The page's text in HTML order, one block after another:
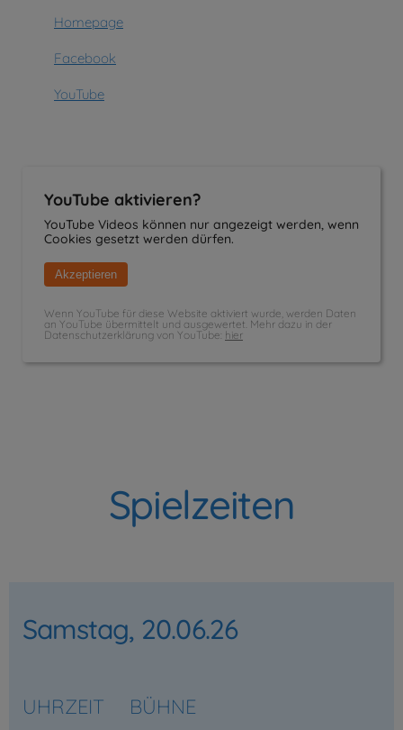
Homepage
Facebook
YouTube
YouTube aktivieren?
YouTube Videos können nur angezeigt werden, wenn
Cookies gesetzt werden dürfen.
Akzeptieren
Wenn YouTube für diese Website aktiviert wurde, werden Daten
an YouTube übermittelt und ausgewertet. Mehr dazu in der
Datenschutzerklärung von YouTube: hier
Spielzeiten
Samstag, 20.06.26
UHRZEIT
BÜHNE